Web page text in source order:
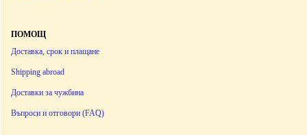
ПОМОЩ
Доставка, срок и плащане
Shipping abroad
Доставки за чужбина
Въпроси и отговори (FAQ)